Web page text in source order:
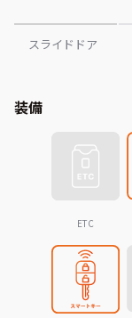
スライドドア
装備
ETC